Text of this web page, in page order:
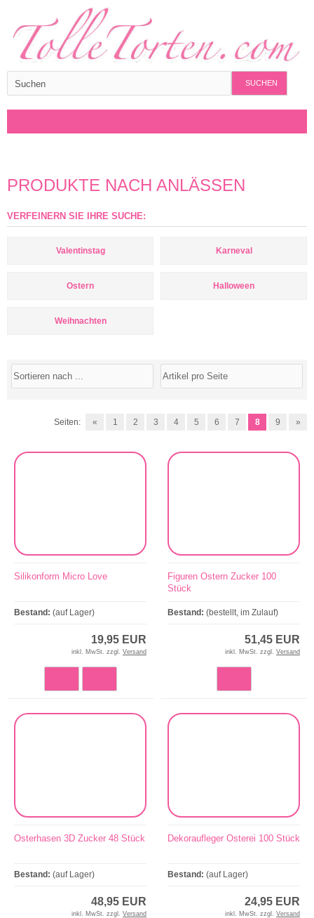
SUCHEN
PRODUKTE NACH ANLÄSSEN
VERFEINERN SIE IHRE SUCHE:
Valentinstag Karneval
Ostern Halloween
Weihnachten
Seiten: « 1 2 3 4 5 6 7 8 9 »
Silikonform Micro Love
Bestand: (auf Lager)
19,95 EUR
inkl. MwSt. zzgl. Versand
Figuren Ostern Zucker 100
Stück
Bestand: (bestellt, im Zulauf)
51,45 EUR
inkl. MwSt. zzgl. Versand
Osterhasen 3D Zucker 48 Stück
Bestand: (auf Lager)
48,95 EUR
inkl. MwSt. zzgl. Versand
Dekoraufleger Osterei 100 Stück
Bestand: (auf Lager)
24,95 EUR
inkl. MwSt. zzgl. Versand